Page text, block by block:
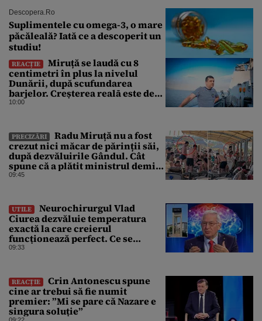
Descopera.ro
Suplimentele cu omega-3, o mare
păcăleală? Iată ce a descoperit un
studiu!
REACȚIE
Miruță se laudă cu 8
centimetri în plus la nivelul
Dunării, după scufundarea
barjelor. Creșterea realā este de
doar 4 centimetri
10:00
PRECIZĂRI
Radu Miruță nu a fost
crezut nici măcar de părinții săi,
după dezvăluirile Gândul. Cât
spune că a plătit ministrul demis
pentru vacanța la 5 stele în Turcia
09:45
UTILE
Neurochirurgul Vlad
Ciurea dezvăluie temperatura
exactă la care creierul
funcționează perfect. Ce se
întâmplă când afară sunt peste 35
09:33
REACȚIE
Crin Antonescu spune
cine ar trebui să fie numit
premier: ”Mi se pare că Nazare e
singura soluție”